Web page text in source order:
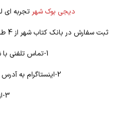
دیجی بوک شهر تجربه ای
ثبت سفارش در بانک کتاب شهر از 4 طریق امکان پذیر است همراه با ارسال رایگان (تهران) و تخفیف ویژه
1-تماس تلفنی با شماره های 02166403037///02166403046
2-اینستاگرام به آدرس
3-از طریق سایت